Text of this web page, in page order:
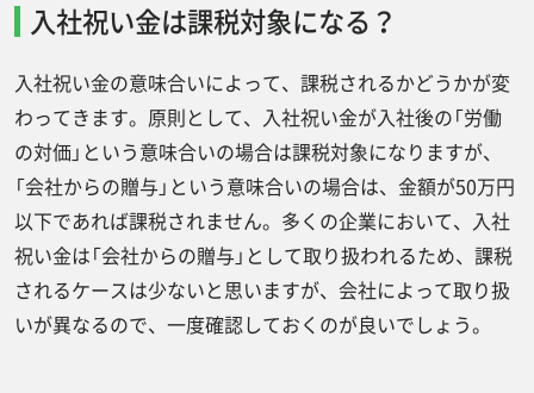
入社祝い金は課税対象になる？
入社祝い金の意味合いによって、課税されるかどうかが変
わってきます。原則として、入社祝い金が入社後の「労働
の対価」という意味合いの場合は課税対象になりますが、
「会社からの贈与」という意味合いの場合は、金額が50万円
以下であれば課税されません。多くの企業において、入社
祝い金は「会社からの贈与」として取り扱われるため、課税
されるケースは少ないと思いますが、会社によって取り扱
いが異なるので、一度確認しておくのが良いでしょう。